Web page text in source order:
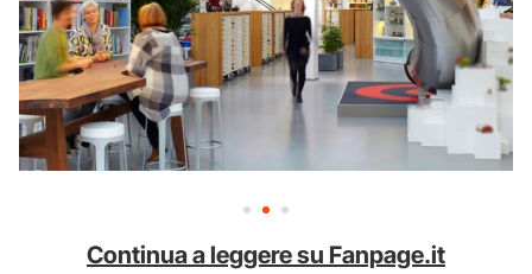
Continua a leggere su Fanpage.it